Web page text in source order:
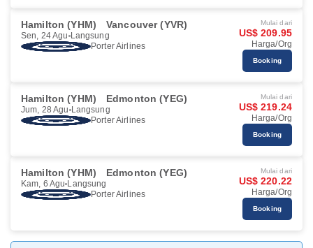
Hamilton (YHM) Vancouver (YVR)
Sen, 24 Agu Langsung
Porter Airlines
Mulai dari
US$ 209.95
Harga/Org
Booking
Hamilton (YHM) Edmonton (YEG)
Jum, 28 Agu Langsung
Porter Airlines
Mulai dari
US$ 219.24
Harga/Org
Booking
Hamilton (YHM) Edmonton (YEG)
Kam, 6 Agu Langsung
Porter Airlines
Mulai dari
US$ 220.22
Harga/Org
Booking